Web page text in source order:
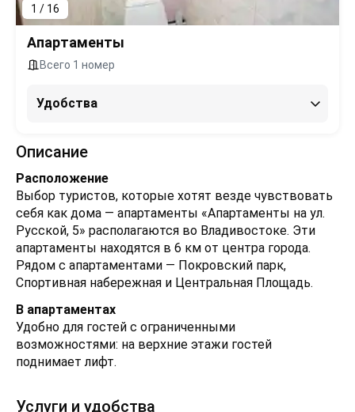
1 / 16
Апартаменты
Всего 1 номер
Удобства
Описание
Расположение
Выбор туристов, которые хотят везде чувствовать
себя как дома — апартаменты «Апартаменты на ул.
Русской, 5» располагаются во Владивостоке. Эти
апартаменты находятся в 6 км от центра города.
Рядом с апартаментами — Покровский парк,
Спортивная набережная и Центральная Площадь.
В апартаментах
Удобно для гостей с ограниченными
возможностями: на верхние этажи гостей
поднимает лифт.
Услуги и удобства